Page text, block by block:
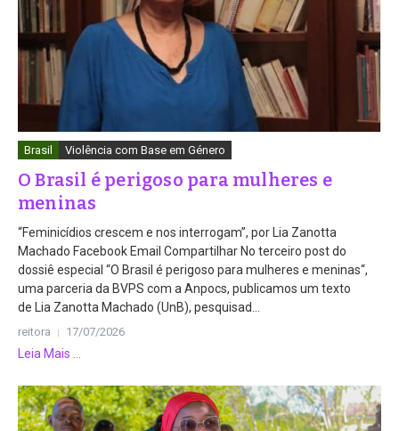
Brasil Violência com Base em Género
O Brasil é perigoso para mulheres e
meninas
“Feminicídios crescem e nos interrogam”, por Lia Zanotta
Machado Facebook Email Compartilhar No terceiro post do
dossiê especial “O Brasil é perigoso para mulheres e meninas“,
uma parceria da BVPS com a Anpocs, publicamos um texto
de Lia Zanotta Machado (UnB), pesquisad...
reitora 17/07/2026
Leia Mais ...